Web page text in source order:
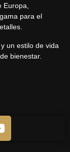
Europa,
para el
un estilo de vida
bienestar.